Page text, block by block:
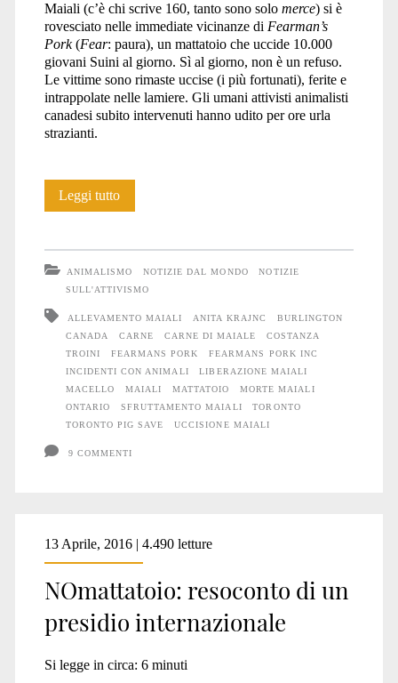
Maiali (c’è chi scrive 160, tanto sono solo merce) si è
rovesciato nelle immediate vicinanze di Fearman’s
Pork(Fear: paura), un mattatoio che uccide 10.000
giovani Suini al giorno. Sì al giorno, non è un refuso.
Le vittime sono rimaste uccise (i più fortunati), ferite e
intrappolate nelle lamiere. Gli umani attivisti animalisti
canadesi subito intervenuti hanno udito per ore urla
strazianti.
Leggi tuttoOntario:
devono
morire
ANIMALISMO NOTIZIE DAL MONDO
NOTIZIE
SULL'ATTIVISMO
ALLEVAMENTO MAIALI ANITA KRAJNC
BURLINGTON
CANADA
CARNE CARNE DI MAIALE
COSTANZA
TROINI
FEARMANS PORK
FEARMANS PORK INC
INCIDENTI CON ANIMALI
LIBERAZIONE MAIALI
MACELLO
MAIALI MATTATOIO
MORTE MAIALI
ONTARIO
SFRUTTAMENTO MAIALI
TORONTO
TORONTO PIG SAVE
UCCISIONE MAIALI
9 COMMENTI
13 Aprile, 2016 | 4.490 letture
NOmattatoio: resoconto di un
presidio internazionale
Si legge in circa: 6 minuti